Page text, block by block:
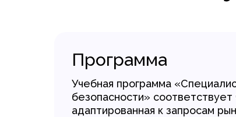
Программа
Учебная программа
безопасности»
адаптированная к запросам